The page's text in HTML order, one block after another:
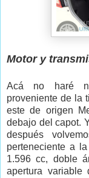
Motor y
Acá no haré
proveniente de la
este de origen
debajo del capot.
después
perteneciente a
1.596 cc, doble
apertura variable